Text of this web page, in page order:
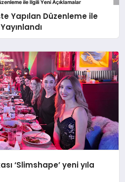
Yapılan Düzenleme ile
‘Slimshape’ yeni yıla